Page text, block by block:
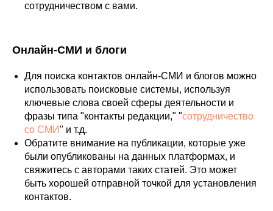
сотрудничеством с вами.
Онлайн-СМИ и блоги
Для поиска контактов онлайн-СМИ и блогов можно
использовать поисковые системы, используя
ключевые слова своей сферы деятельности и
фразы типа "контакты редакции," "сотрудничество
со СМИ" и т.д.
Обратите внимание на публикации, которые уже
были опубликованы на данных платформах, и
свяжитесь с авторами таких статей. Это может
быть хорошей отправной точкой для установления
контактов.